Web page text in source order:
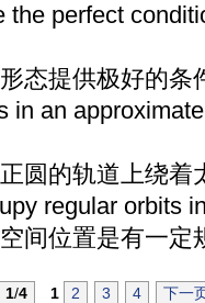
the perfect
态提供极好的条
in an
圆的轨道上绕着
regular orbits
间位置是有一定
1/4 1 2 3 4 下一